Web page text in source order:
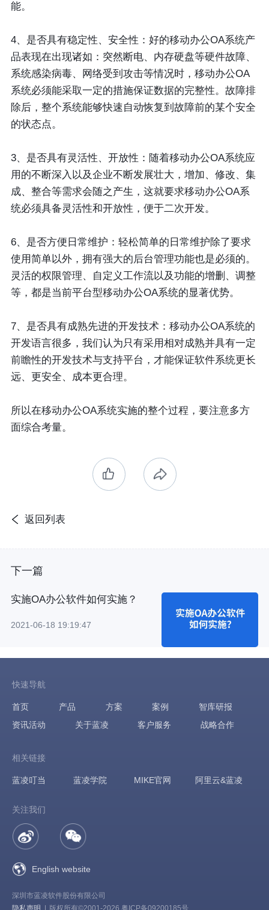
能。
4、是否具有稳定性、安全性：好的移动办公OA系统产
品表现在出现诸如：突然断电、内存硬盘等硬件故障、
系统感染病毒、网络受到攻击等情况时，移动办公OA
系统必须能采取一定的措施保证数据的完整性。故障排
除后，整个系统能够快速自动恢复到故障前的某个安全
的状态点。
3、是否具有灵活性、开放性：随着移动办公OA系统应
用的不断深入以及企业不断发展壮大，增加、修改、集
成、整合等需求会随之产生，这就要求移动办公OA系
统必须具备灵活性和开放性，便于二次开发。
6、是否方便日常维护：轻松简单的日常维护除了要求
使用简单以外，拥有强大的后台管理功能也是必须的。
灵活的权限管理、自定义工作流以及功能的增删、调整
等，都是当前平台型移动办公OA系统的显著优势。
7、是否具有成熟先进的开发技术：移动办公OA系统的
开发语言很多，我们认为只有采用相对成熟并具有一定
前瞻性的开发技术与支持平台，才能保证软件系统更长
远、更安全、成本更合理。
所以在移动办公OA系统实施的整个过程，要注意多方
面综合考量。
返回列表
下一篇
实施OA办公软件如何实施？
2021-06-18 19:19:47
快速导航
首页 产品 方案 案例
智库研报
资讯活动
关于蓝凌 客户服务 战略合作
相关链接
蓝凌叮当 蓝凌学院 MIKE官网 阿里云&蓝凌
关注我们
English website
深圳市蓝凌软件股份有限公司
隐私声明 | 版权所有©2001-2026 粤ICP备09200185号